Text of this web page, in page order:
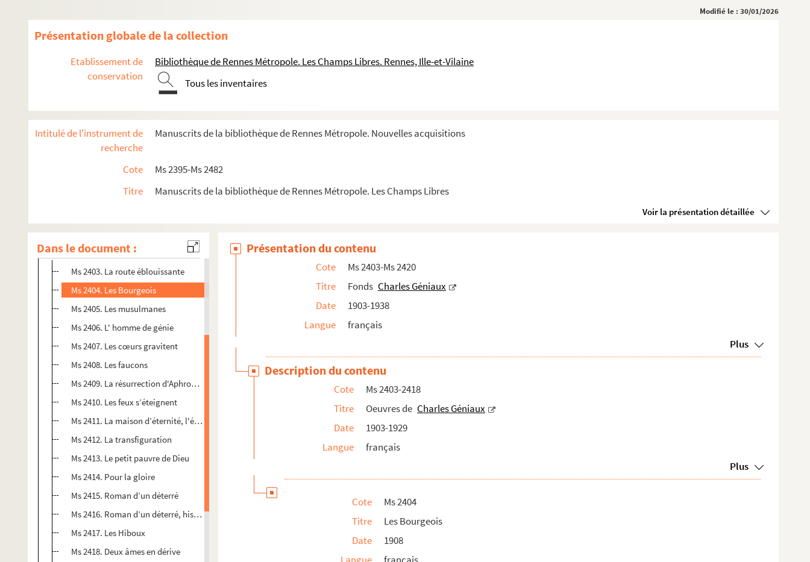
Modifié le : 30/01/2026
Présentation globale de la collection
Etablissement de
conservation
Bibliothèque de Rennes Métropole. Les Champs Libres. Rennes, Ille-et-Vilaine
Tous les inventaires
Intitulé de l'instrument de
recherche
Manuscrits de la bibliothèque de Rennes Métropole. Nouvelles acquisitions
Cote
Ms 2395-Ms 2482
Titre
Manuscrits de la bibliothèque de Rennes Métropole. Les Champs Libres
Voir la présentation détaillée
Dans le document :
Ms 2395. Dossier sur Théodore Botrel composé de lettres, pièces autographes et cartes postales rassemblé par ...
Ms 2396. Recueil des articles et questions dont on fait plus d'uzage dans le titre touchant la juridiction
Ms 2397. Recueil des consultations
Ms 2398. Les Mystères du Graal
Ms 2399. Livret d'éclusier, barrage de Rieux, Département du Morbihan
Ms 2400/1-5. Documents concernant l'abbé René Bretonnière
Ms 2401. Le Graal, scénario de la scripte, annoté et illustré
Ms 2403-Ms 2420. Fonds Charles Géniaux
Ms 2403-2418. Oeuvres de Charles Géniaux
Ms 2403. La route éblouissante
Ms 2404. Les Bourgeois
Ms 2405. Les musulmanes
Ms 2406. L' homme de génie
Ms 2407. Les cœurs gravitent
Ms 2408. Les faucons
Ms 2409. La résurrection d'Aphrodite
Ms 2410. Les feux s’éteignent
Ms 2411. La maison d’éternité, l'éternelle inquiétude, Les âmes douloureuses, Amour et mort
Ms 2412. La transfiguration
Ms 2413. Le petit pauvre de Dieu
Ms 2414. Pour la gloire
Ms 2415. Roman d’un déterré
Ms 2416. Roman d’un déterré, histoire des temps modernes
Ms 2417. Les Hiboux
Ms 2418. Deux âmes en dérive
Présentation du contenu
Cote
Ms 2403-Ms 2420
Titre
Fonds Charles Géniaux
Date
1903-1938
Langue
français
Plus
Description du contenu
Cote
Ms 2403-2418
Titre
Oeuvres de Charles Géniaux
Date
1903-1929
Langue
français
Plus
Cote
Ms 2404
Titre
Les Bourgeois
Date
1908